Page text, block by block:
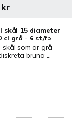
skål 15 diameter
cl grå - 6 st/fp
skål som är grå
bruna